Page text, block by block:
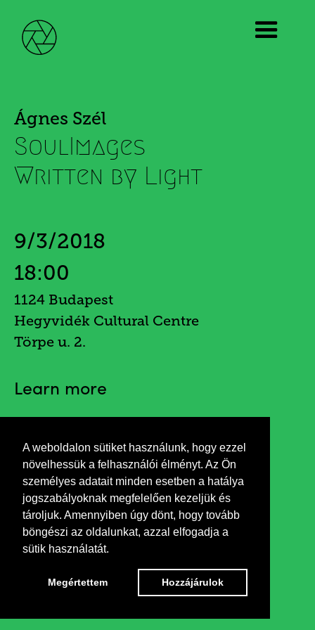
A weboldalon sütiket használunk, hogy ezzel
növelhessük a felhasználói élményt. Az Ön
személyes adatait minden esetben a hatálya
jogszabályoknak megfelelően kezeljük és
tároljuk. Amennyiben úgy dönt, hogy tovább
böngészi az oldalunkat, azzal elfogadja a
sütik használatát.
Megértettem Hozzájárulok
Ágnes Szél
SoulImages
Written by Light
9/3/2018
18:00
1124 Budapest
Hegyvidék Cultural Centre
Törpe u. 2.
Learn more
Invitation
Opening remarks by Éva Keleti